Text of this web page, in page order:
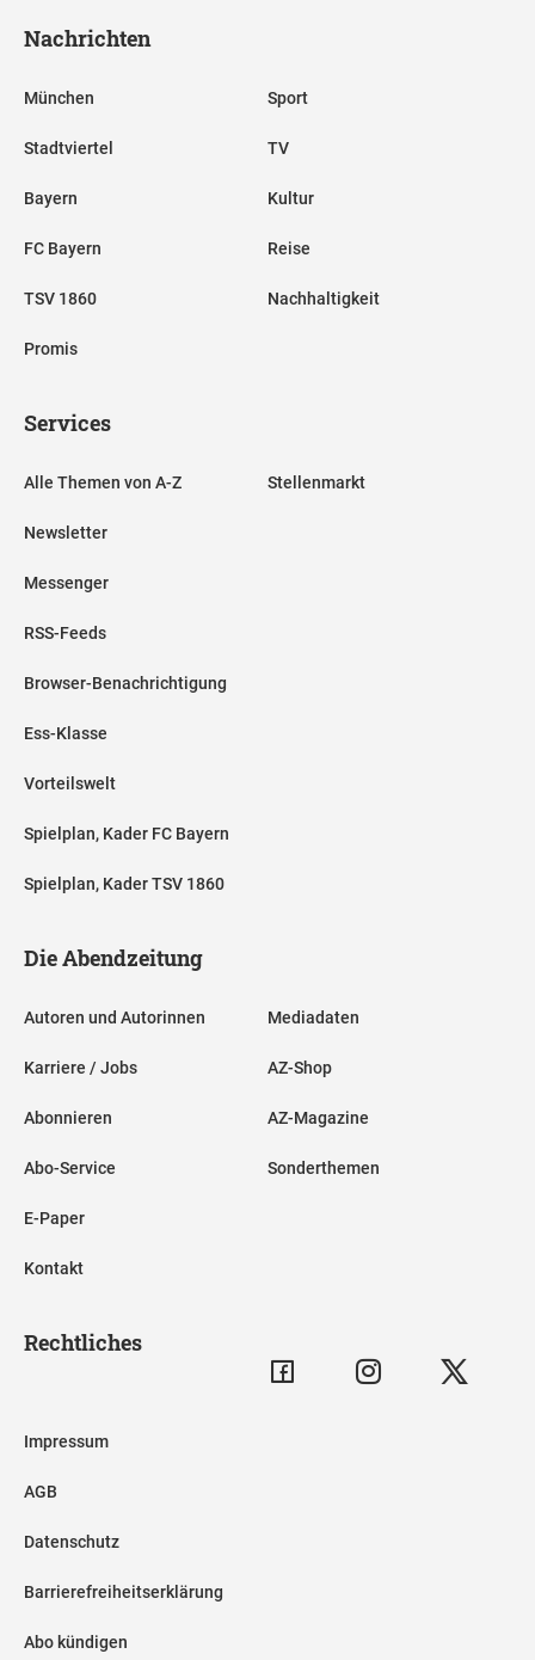
Nachrichten
München
Stadtviertel
Bayern
FC Bayern
TSV 1860
Promis
Sport
TV
Kultur
Reise
Nachhaltigkeit
Services
Alle Themen von A-Z
Newsletter
Messenger
RSS-Feeds
Browser-Benachrichtigung
Ess-Klasse
Vorteilswelt
Spielplan, Kader FC Bayern
Spielplan, Kader TSV 1860
Stellenmarkt
Die Abendzeitung
Autoren und Autorinnen
Karriere / Jobs
Abonnieren
Abo-Service
E-Paper
Kontakt
Mediadaten
AZ-Shop
AZ-Magazine
Sonderthemen
Rechtliches
Impressum
AGB
Datenschutz
Barrierefreiheitserklärung
Abo kündigen